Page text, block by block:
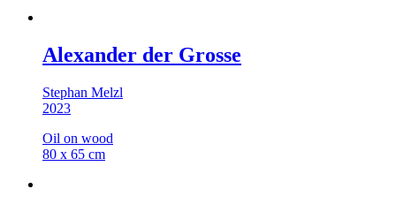
Alexander der Grosse
Stephan Melzl
2023
Oil on wood
80 x 65 cm